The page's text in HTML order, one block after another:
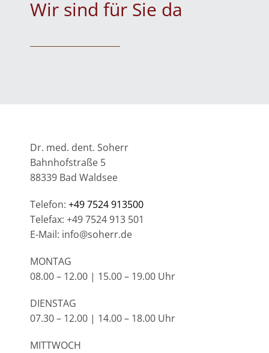
Wir sind für Sie da
Dr. med. dent. Soherr
Bahnhofstraße 5
88339 Bad Waldsee
Telefon: +49 7524 913500
Telefax: +49 7524 913 501
E-Mail: info@soherr.de
MONTAG
08.00 – 12.00 | 15.00 – 19.00 Uhr
DIENSTAG
07.30 – 12.00 | 14.00 – 18.00 Uhr
MITTWOCH